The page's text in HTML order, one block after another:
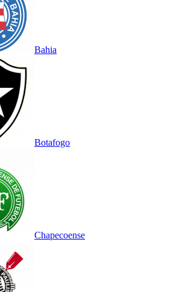
Bahia
Botafogo
Chapecoense